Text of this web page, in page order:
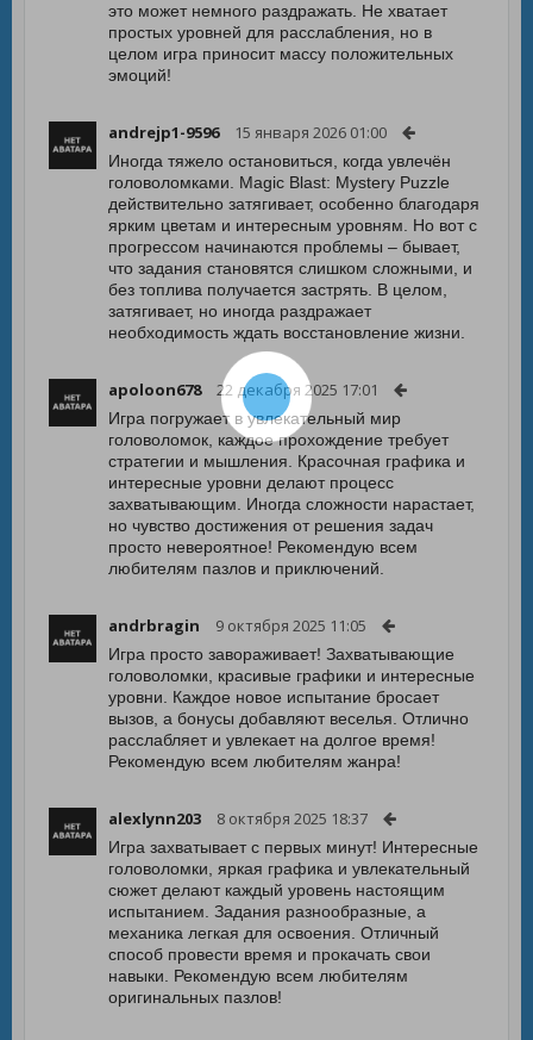
это может немного раздражать. Не хватает
простых уровней для расслабления, но в
целом игра приносит массу положительных
эмоций!
andrejp1-9596 15 января 2026 01:00
Иногда тяжело остановиться, когда увлечён
головоломками. Magic Blast: Mystery Puzzle
действительно затягивает, особенно благодаря
ярким цветам и интересным уровням. Но вот с
прогрессом начинаются проблемы – бывает,
что задания становятся слишком сложными, и
без топлива получается застрять. В целом,
затягивает, но иногда раздражает
необходимость ждать восстановление жизни.
apoloon678 22 декабря 2025 17:01
Игра погружает в увлекательный мир
головоломок, каждое прохождение требует
стратегии и мышления. Красочная графика и
интересные уровни делают процесс
захватывающим. Иногда сложности нарастает,
но чувство достижения от решения задач
просто невероятное! Рекомендую всем
любителям пазлов и приключений.
andrbragin 9 октября 2025 11:05
Игра просто завораживает! Захватывающие
головоломки, красивые графики и интересные
уровни. Каждое новое испытание бросает
вызов, а бонусы добавляют веселья. Отлично
расслабляет и увлекает на долгое время!
Рекомендую всем любителям жанра!
alexlynn203 8 октября 2025 18:37
Игра захватывает с первых минут! Интересные
головоломки, яркая графика и увлекательный
сюжет делают каждый уровень настоящим
испытанием. Задания разнообразные, а
механика легкая для освоения. Отличный
способ провести время и прокачать свои
навыки. Рекомендую всем любителям
оригинальных пазлов!